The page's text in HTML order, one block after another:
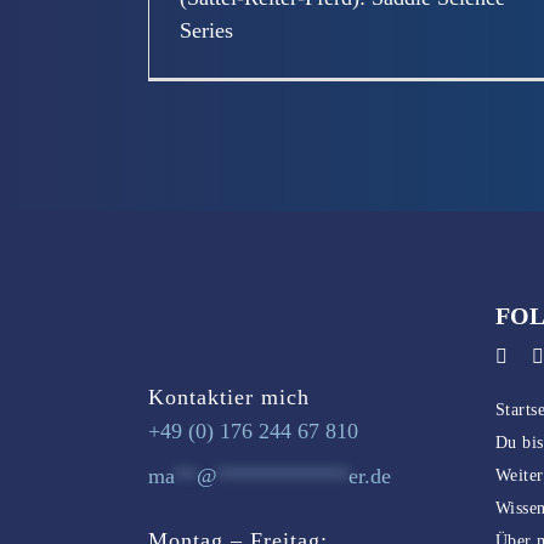
Series
Kontaktier mich
+49 (0) 176 244 67 810
ma
@ er.de
Du
Wissen